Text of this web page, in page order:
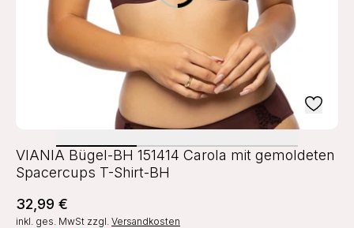
VIANIA Bügel-BH 151414 Carola mit gemoldeten
Spacercups T-Shirt-BH
32,99 €
inkl. ges. MwSt zzgl. Versandkosten